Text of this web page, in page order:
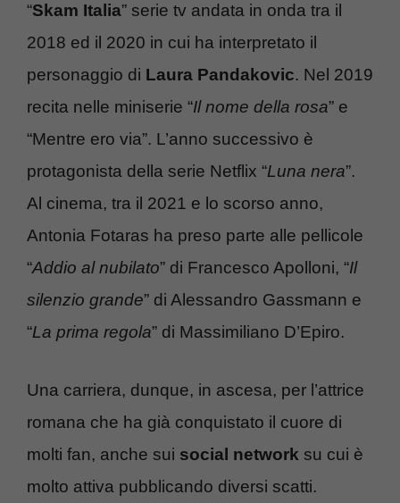
“Skam Italia” serie tv andata in onda tra il
2018 ed il 2020 in cui ha interpretato il
personaggio di Laura Pandakovic. Nel 2019
recita nelle miniserie “Il nome della rosa” e
“Mentre ero via”. L’anno successivo è
protagonista della serie Netflix “Luna nera”.
Al cinema, tra il 2021 e lo scorso anno,
Antonia Fotaras ha preso parte alle pellicole
“Addio al nubilato” di Francesco Apolloni, “Il
silenzio grande” di Alessandro Gassmann e
“La prima regola” di Massimiliano D’Epiro.
Una carriera, dunque, in ascesa, per l’attrice
romana che ha già conquistato il cuore di
molti fan, anche sui social network su cui è
molto attiva pubblicando diversi scatti.